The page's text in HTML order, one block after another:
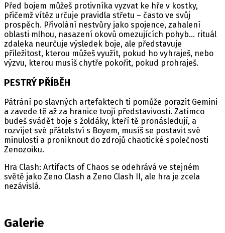
Před bojem můžeš protivníka vyzvat ke hře v kostky,
přičemž vítěz určuje pravidla střetu – často ve svůj
prospěch. Přivolání nestvůry jako spojence, zahalení
oblasti mlhou, nasazení okovů omezujících pohyb... rituál
zdaleka neurčuje výsledek boje, ale představuje
příležitost, kterou můžeš využít, pokud ho vyhraješ, nebo
výzvu, kterou musíš chytře pokořit, pokud prohraješ.
PESTRÝ PŘÍBĚH
Pátrání po slavných artefaktech ti pomůže porazit Gemini
a zavede tě až za hranice tvojí představivosti. Zatímco
budeš svádět boje s žoldáky, kteří tě pronásledují, a
rozvíjet své přátelství s Boyem, musíš se postavit své
minulosti a proniknout do zdrojů chaotické společnosti
Zenozoiku.
Hra Clash: Artifacts of Chaos se odehrává ve stejném
světě jako Zeno Clash a Zeno Clash II, ale hra je zcela
nezávislá.
Galerie